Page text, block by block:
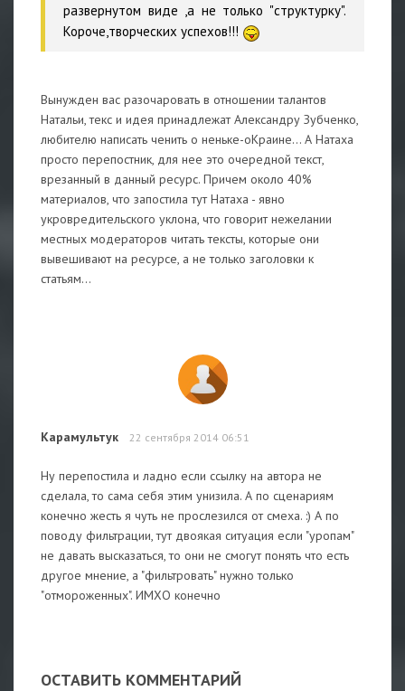
развернутом виде ,а не только "структурку".
Короче,творческих успехов!!!
Вынужден вас разочаровать в отношении талантов
Натальи, текс и идея принадлежат Александру Зубченко,
любителю написать ченить о неньке-оКраине... А Натаха
просто перепостник, для нее это очередной текст,
врезанный в данный ресурс. Причем около 40%
материалов, что запостила тут Натаха - явно
укровредительского уклона, что говорит нежелании
местных модераторов читать тексты, которые они
вывешивают на ресурсе, а не только заголовки к
статьям...
Карамультук 22 сентября 2014 06:51
Ну перепостила и ладно если ссылку на автора не
сделала, то сама себя этим унизила. А по сценариям
конечно жесть я чуть не прослезился от смеха. :) А по
поводу фильтрации, тут двоякая ситуация если "уропам"
не давать высказаться, то они не смогут понять что есть
другое мнение, а "фильтровать" нужно только
"отмороженных". ИМХО конечно
ОСТАВИТЬ КОММЕНТАРИЙ